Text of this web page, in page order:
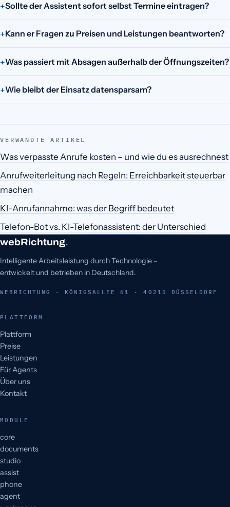
Sollte der Assistent sofort selbst Termine eintragen?
Kann er Fragen zu Preisen und Leistungen beantworten?
Was passiert mit Absagen außerhalb der Öffnungszeiten?
Wie bleibt der Einsatz datensparsam?
VERWANDTE ARTIKEL
Was verpasste Anrufe kosten – und wie du es ausrechnest
Anrufweiterleitung nach Regeln: Erreichbarkeit steuerbar
machen
KI-Anrufannahme: was der Begriff bedeutet
Telefon-Bot vs. KI-Telefonassistent: der Unterschied
webRichtung.
Intelligente Arbeitsleistung durch Technologie –
entwickelt und betrieben in Deutschland.
WEBRICHTUNG · KÖNIGSALLEE 61 · 40215 DÜSSELDORF
PLATTFORM
Plattform
Preise
Leistungen
Für Agents
Über uns
Kontakt
MODULE
core
documents
studio
assist
phone
agent